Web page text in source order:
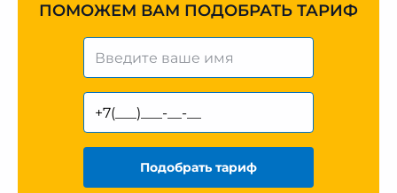
ПОМОЖЕМ ВАМ ПОДОБРАТЬ ТАРИФ
Подобрать тариф